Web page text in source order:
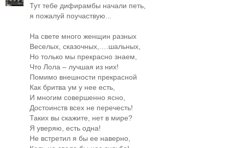
Тут тебе дифирамбы начали петь,
я пожалуй поучаствую...
На свете много женщин разных
Веселых, сказочных,….шальных,
Но только мы прекрасно знаем,
Что Лола – лучшая из них!
Помимо внешности прекрасной
Как бритва ум у нее есть,
И многим совершенно ясно,
Достоинств всех не перечесть!
Таких вы скажите, нет в мире?
Я уверяю, есть одна!
Не встретил я бы ее наверно,